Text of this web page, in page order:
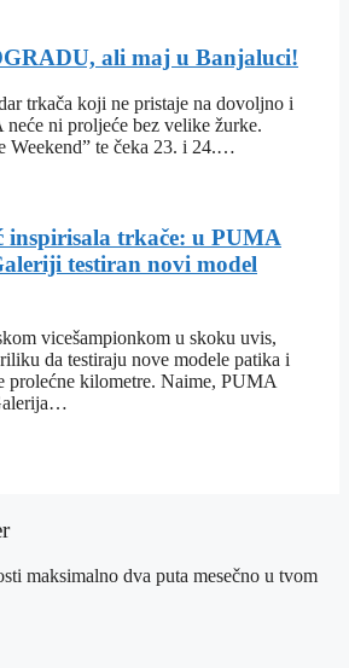
ali maj u Banjaluci!
trkača koji ne pristaje na dovoljno i
ni proljeće bez velike žurke.
Weekend” te čeka 23. i 24.…
inspirisala trkače: u PUMA
testiran novi model
vicešampionkom u skoku uvis,
da testiraju nove modele patika i
prolećne kilometre. Naime, PUMA
maksimalno dva puta mesečno u tvom